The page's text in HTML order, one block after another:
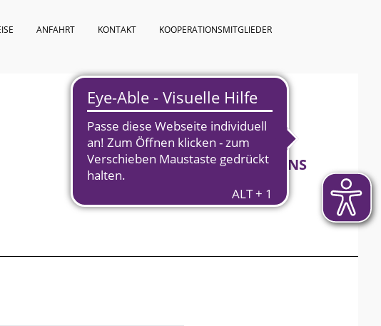
ANFAHRT KONTAKT
KOOPERATIONSMITGLIEDER
KURSPROGRAMM ÜBER UNS